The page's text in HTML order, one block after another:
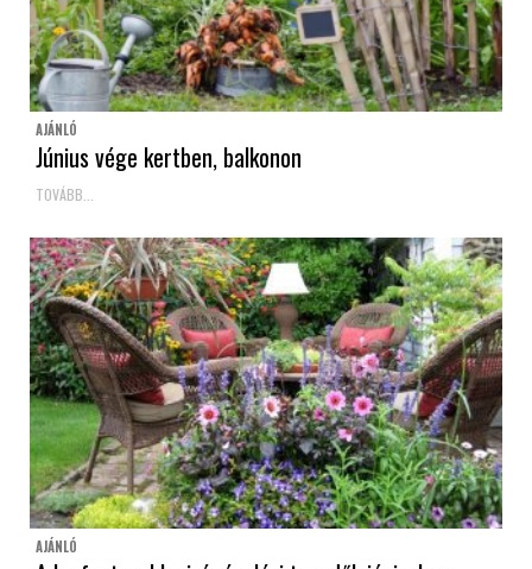
AJÁNLÓ
Június vége kertben, balkonon
TOVÁBB...
AJÁNLÓ